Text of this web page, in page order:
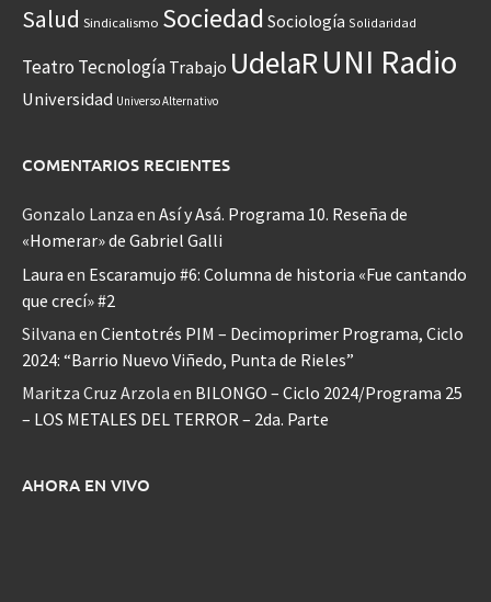
Salud Sindicalismo Sociedad Sociología Solidaridad
Teatro Tecnología Trabajo UdelaRUNI Radio
Universidad Universo Alternativo
COMENTARIOS RECIENTES
Gonzalo Lanza en Así y Asá. Programa 10. Reseña de
«Homerar» de Gabriel Galli
Laura en Escaramujo #6: Columna de historia «Fue cantando
que crecí» #2
Silvana en Cientotrés PIM – Decimoprimer Programa, Ciclo
2024: “Barrio Nuevo Viñedo, Punta de Rieles”
Maritza Cruz Arzola en BILONGO – Ciclo 2024/Programa 25
– LOS METALES DEL TERROR – 2da. Parte
AHORA EN VIVO